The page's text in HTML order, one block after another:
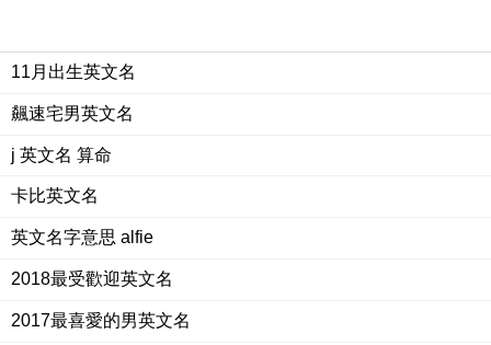
11月出生英文名
飆速宅男英文名
j 英文名 算命
卡比英文名
英文名字意思 alfie
2018最受歡迎英文名
2017最喜愛的男英文名